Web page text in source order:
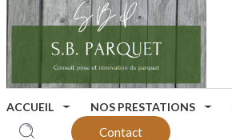
ACCUEIL NOS PRESTATIONS
Contact